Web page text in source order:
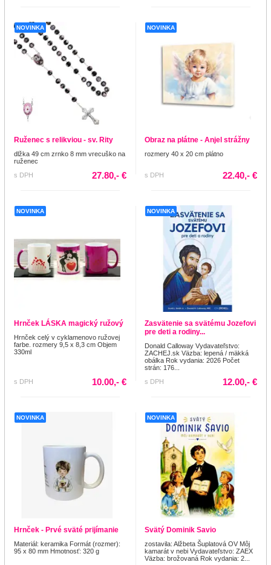
NOVINKA
Ruženec s relikviou - sv. Rity
dlžka 49 cm zrnko 8 mm vrecuško na
ruženec
s DPH
27.80,- €
NOVINKA
Obraz na plátne - Anjel strážny
rozmery 40 x 20 cm plátno
s DPH 22.40,- €
NOVINKA
Hrnček LÁSKA magický ružový
Hrnček celý v cyklamenovo ružovej
farbe. rozmery 9,5 x 8,3 cm Objem
330ml
s DPH 10.00,- €
NOVINKA
Zasvätenie sa svätému Jozefovi
pre deti a rodiny...
Donald Calloway Vydavateľstvo:
ZACHEJ.sk Väzba: lepená / mäkká
obálka Rok vydania: 2026 Počet
strán: 176...
s DPH
12.00,- €
NOVINKA
Hrnček - Prvé sväté prijímanie
Materiál: keramika Formát (rozmer):
95 x 80 mm Hmotnosť: 320 g
NOVINKA
Svätý Dominik Savio
zostavila: Alžbeta Šuplatová OV Môj
kamarát v nebi Vydavateľstvo: ZAEX
Väzba: brožovaná Rok vydania: 2...